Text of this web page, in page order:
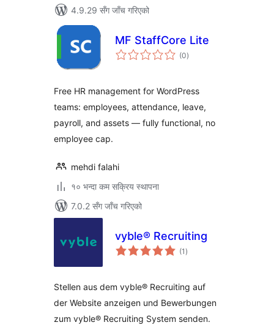
4.9.29 सँग जाँच गरिएको
MF StaffCore Lite
(0कुल
रेटिङ्गहरू
)
Free HR management for WordPress
teams: employees, attendance, leave,
payroll, and assets — fully functional, no
employee cap.
mehdi falahi
१० भन्दा कम सक्रिय स्थापना
7.0.2 सँग जाँच गरिएको
vyble® Recruiting
(1 कुल
रेटिङ्गहरू
)
Stellen aus dem vyble® Recruiting auf
der Website anzeigen und Bewerbungen
zum vyble® Recruiting System senden.